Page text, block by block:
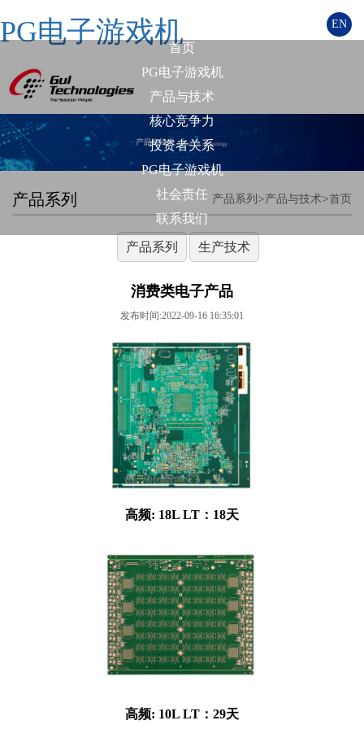
PG电子游戏机 EN
首页
PG电子游戏机
产品与技术
核心竞争力
投资者关系
PG电子游戏机
社会责任
联系我们
产品系列 首页
>
产品与技术
>
产品系列
产品系列 生产技术
消费类电子产品
发布时间:2022-09-16 16:35:01
高频: 18L LT：18天
高频: 10L LT：29天